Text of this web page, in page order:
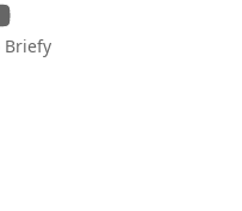
Briefy